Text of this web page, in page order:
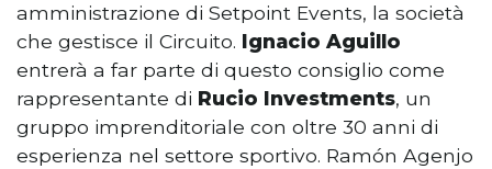
amministrazione di Setpoint Events, la società
che gestisce il Circuito. Ignacio Aguillo
entrerà a far parte di questo consiglio come
rappresentante di Rucio Investments, un
gruppo imprenditoriale con oltre 30 anni di
esperienza nel settore sportivo. Ramón Agenjo